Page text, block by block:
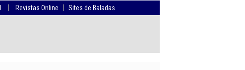
| Revistas Online | Sites de Baladas